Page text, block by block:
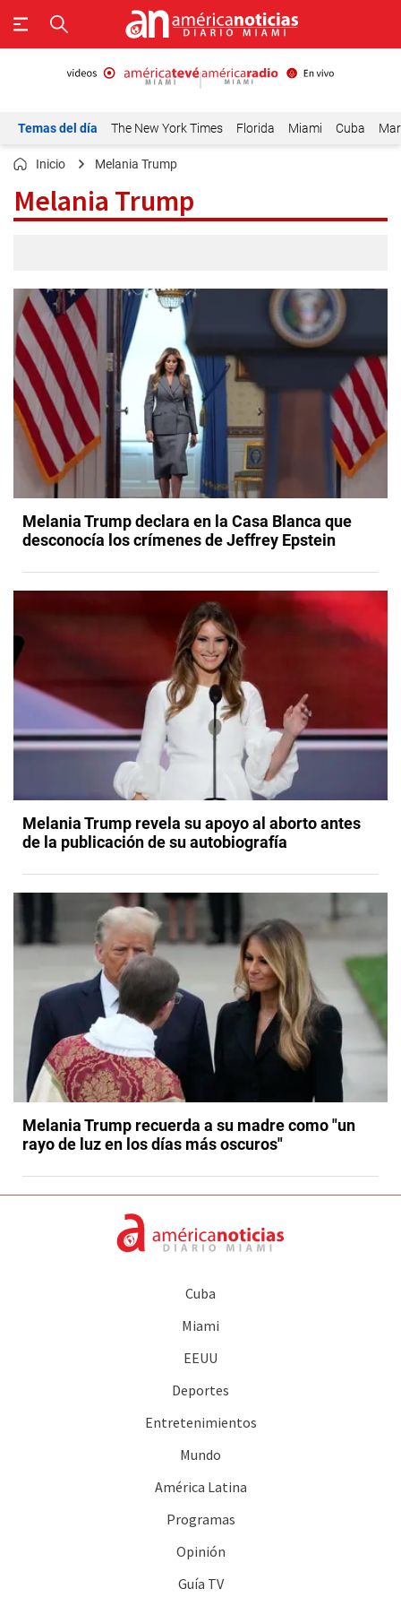
Temas del día The New York Times Florida Miami Cuba
Inicio Melania Trump
Melania Trump
Melania Trump declara en la Casa Blanca que
desconocía los crímenes de Jeffrey Epstein
Melania Trump revela su apoyo al aborto antes
de la publicación de su autobiografía
Melania Trump recuerda a su madre como "un
rayo de luz en los días más oscuros"
Cuba
Miami
EEUU
Deportes
Entretenimientos
Mundo
América Latina
Programas
Opinión
Guía TV